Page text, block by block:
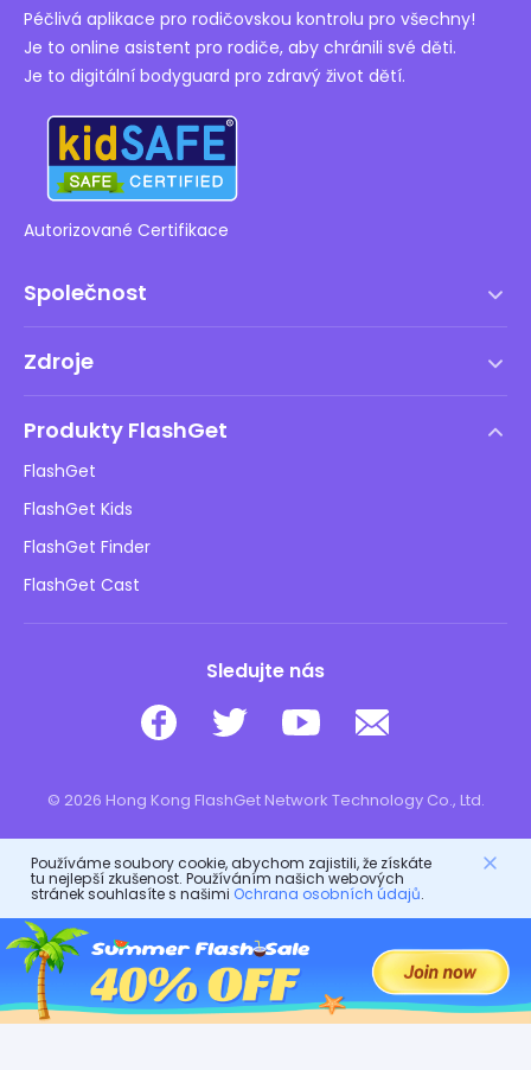
Péčlivá aplikace pro rodičovskou kontrolu pro všechny!
Je to online asistent pro rodiče, aby chránili své děti.
Je to digitální bodyguard pro zdravý život dětí.
Autorizované Certifikace
Společnost
Zásady DMCA
Ochrana osobních údajů
Reklamní zásady
Neprodávejte mé informace
Zdroje
Blog
Bezpečnost dětí online
Stáhnout
Produkty FlashGet
FlashGet
FlashGet Kids
FlashGet Finder
FlashGet Cast
Sledujte nás
© 2026 Hong Kong FlashGet Network Technology Co., Ltd.
Používáme soubory cookie, abychom zajistili, že získáte
tu nejlepší zkušenost. Používáním našich webových
stránek souhlasíte s našimi Ochrana osobních údajů.